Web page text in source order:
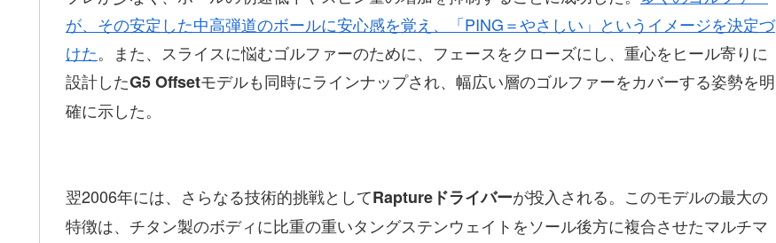
が、その安定した中高弾道のボールに安心感を覚え、「PING＝やさしい」というイメージを決定づ
けた。また、スライスに悩むゴルファーのために、フェースをクローズにし、重心をヒール寄りに
設計したG5 Offsetモデルも同時にラインナップされ、幅広い層のゴルファーをカバーする姿勢を明
確に示した。
翌2006年には、さらなる技術的挑戦としてRaptureドライバーが投入される。このモデルの最大の
特徴は、チタン製のボディに比重の重いタングステンウェイトをソール後方に複合させたマルチマ